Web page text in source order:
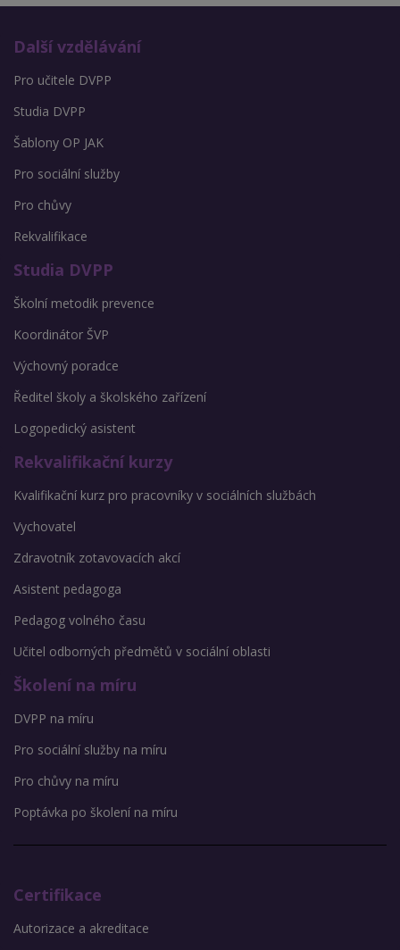
Další vzdělávání
Pro učitele DVPP
Studia DVPP
Šablony OP JAK
Pro sociální služby
Pro chůvy
Rekvalifikace
Studia DVPP
Školní metodik prevence
Koordinátor ŠVP
Výchovný poradce
Ředitel školy a školského zařízení
Logopedický asistent
Rekvalifikační kurzy
Kvalifikační kurz pro pracovníky v sociálních službách
Vychovatel
Zdravotník zotavovacích akcí
Asistent pedagoga
Pedagog volného času
Učitel odborných předmětů v sociální oblasti
Školení na míru
DVPP na míru
Pro sociální služby na míru
Pro chůvy na míru
Poptávka po školení na míru
Certifikace
Autorizace a akreditace